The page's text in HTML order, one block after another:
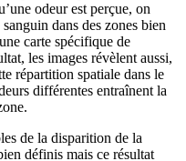
odeur est perçue, on
dans des zones bien
carte spécifique de
les images révèlent aussi,
répartition spatiale dans le
différentes entraînent la
de la disparition de la
définis mais ce résultat